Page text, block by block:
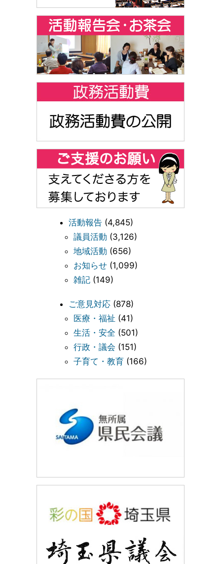
活動報告 (4,845)
議員活動 (3,126)
地域活動 (656)
お知らせ (1,099)
雑記 (149)
ご意見対応 (878)
医療・福祉 (41)
生活・安全 (501)
行政・議会 (151)
子育て・教育 (166)